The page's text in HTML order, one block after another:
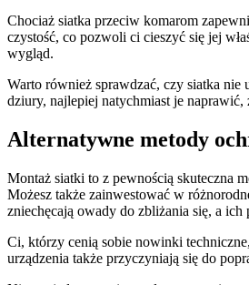
Chociaż siatka przeciw komarom
czystość, co pozwoli ci cieszyć się jej
wygląd.
Warto również sprawdzać, czy siatka nie
dziury, najlepiej natychmiast je
Alternatywne metody
Montaż siatki to z pewnością skuteczna
Możesz także zainwestować w
zniechęcają owady do zbliżania się, a
Ci, którzy cenią sobie nowinki
urządzenia także przyczyniają się do